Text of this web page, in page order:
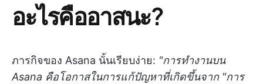
อะไรคืออาสนะ?
ภารกิจของ Asana นั้นเรียบง่าย: "การทำงานบน
Asana คือโอกาสในการแก้ปัญหาที่เกิดขึ้นจาก "การ